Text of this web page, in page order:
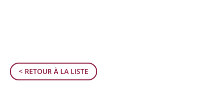
< RETOUR À LA LISTE